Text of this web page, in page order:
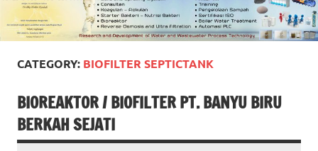
CATEGORY: BIOFILTER SEPTICTANK
BIOREAKTOR / BIOFILTER PT. BANYU BIRU
BERKAH SEJATI